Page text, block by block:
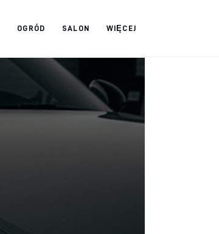
OGRÓD SALON WIĘCEJ